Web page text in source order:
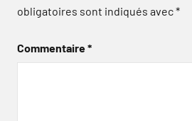
obligatoires sont indiqués avec*
Commentaire*